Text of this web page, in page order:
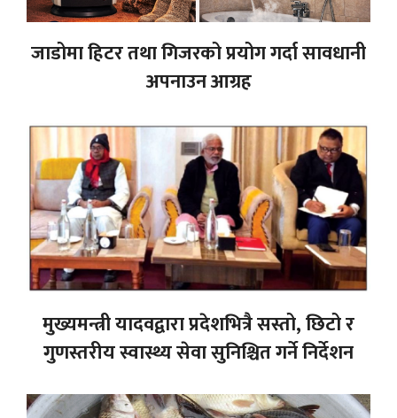
जाडोमा हिटर तथा गिजरको प्रयोग गर्दा सावधानी
अपनाउन आग्रह
मुख्यमन्त्री यादवद्वारा प्रदेशभित्रै सस्तो, छिटो र
गुणस्तरीय स्वास्थ्य सेवा सुनिश्चित गर्ने निर्देशन